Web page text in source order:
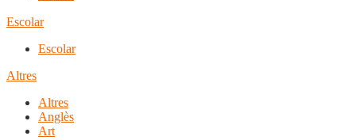
Escolar
Escolar
Altres
Altres
Anglès
Art